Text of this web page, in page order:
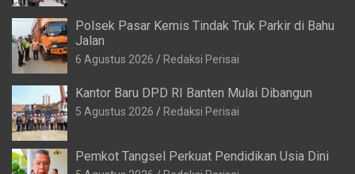
Polsek Pasar Kemis Tindak Truk Parkir di Bahu
Jalan
6 Agustus 2026 Redaksi Perisai
Kantor Baru DPD RI Banten Mulai Dibangun
5 Agustus 2026 Redaksi Perisai
Pemkot Tangsel Perkuat Pendidikan Usia Dini